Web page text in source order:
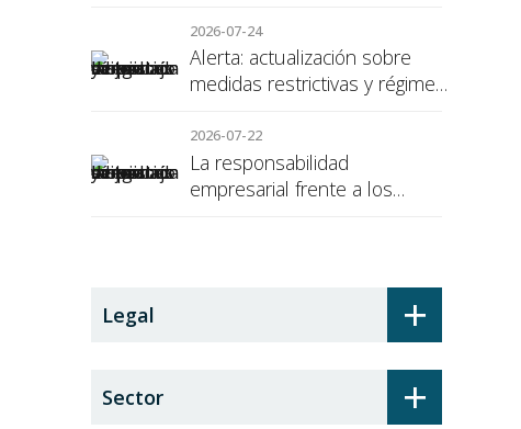
2026-07-24
Alerta: actualización sobre
medidas restrictivas y régimen
2026-07-22
La responsabilidad
empresarial frente a los
+
Legal
+
Sector